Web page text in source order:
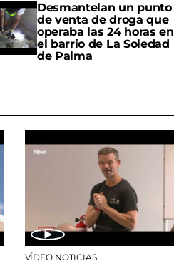
Desmantelan un punto
de venta de droga que
operaba las 24 horas en
el barrio de La Soledad
de Palma
VÍDEO NOTICIAS